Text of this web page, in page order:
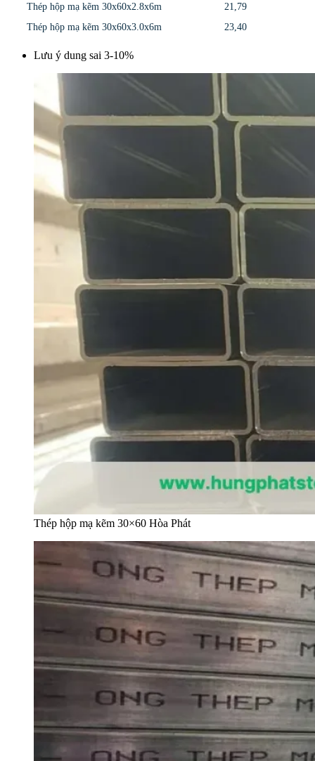
Thép hộp mạ kẽm 30x60x2.8x6m
21,79
Thép hộp mạ kẽm 30x60x3.0x6m
23,40
Lưu ý dung sai 3-10%
Thép hộp mạ kẽm 30×60 Hòa Phát